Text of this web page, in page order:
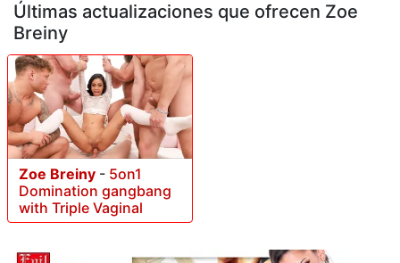
Últimas actualizaciones que ofrecen Zoe
Breiny
Zoe Breiny - 5on1
Domination gangbang
with Triple Vaginal